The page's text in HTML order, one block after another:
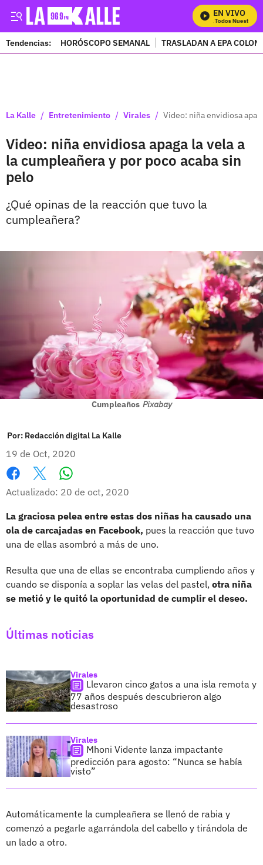
EN VIVO
Mira Todos Nuestros
Tendencias: HORÓSCOPO SEMANAL TRASLADAN A EPA
La Kalle / Entretenimiento / Virales / Video: niña envidiosa
Video: niña envidiosa apaga la vela a
la cumpleañera y por poco acaba sin
pelo
¿Qué opinas de la reacción que tuvo la
cumpleañera?
Cumpleaños Pixabay
Por: Redacción digital La Kalle
19 de Oct, 2020
Facebook
X
Actualizado: 20 de oct, 2020
La graciosa pelea entre estas dos niñas ha causado una
ola de carcajadas en Facebook, pues la reacción que tuvo
una de ellas asombró a más de uno.
Resulta que una de ellas se encontraba cumpliendo años y
cuando se disponía a soplar las velas del pastel, otra niña
se metió y le quitó la oportunidad de cumplir el deseo.
Últimas noticias
Virales
Llevaron cinco gatos a una isla remota y
77 años después descubrieron algo
desastroso
Virales
Mhoni Vidente lanza impactante
predicción para agosto: “Nunca se había
visto”
Automáticamente la cumpleañera se llenó de rabia y
comenzó a pegarle agarrándola del cabello y tirándola de
un lado a otro.